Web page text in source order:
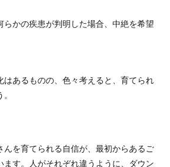
らかの疾患が判明した場合、中絶を希望
はあるものの、色々考えると、育てられ
んを育てられる自信が、最初からあるご
ます。人がそれぞれ違うように、ダウン